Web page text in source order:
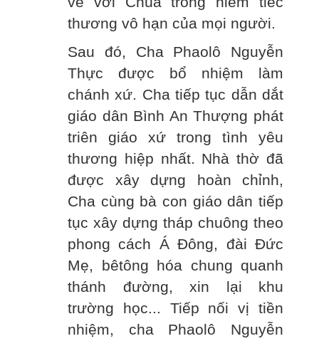
thương vô hạn của mọi người.
Sau đó, Cha Phaolô Nguyễn
Thực được bổ nhiệm làm
chánh xứ. Cha tiếp tục dẫn dắt
giáo dân Bình An Thượng phát
triên giáo xứ trong tình yêu
thương hiệp nhất. Nhà thờ đã
được xây dựng hoàn chỉnh,
Cha cùng bà con giáo dân tiếp
tục xây dựng tháp chuông theo
phong cách Á Đông, đài Đức
Mẹ, bêtông hóa chung quanh
thánh đường, xin lại khu
trường học... Tiếp nối vị tiền
nhiệm, cha Phaolô Nguyễn